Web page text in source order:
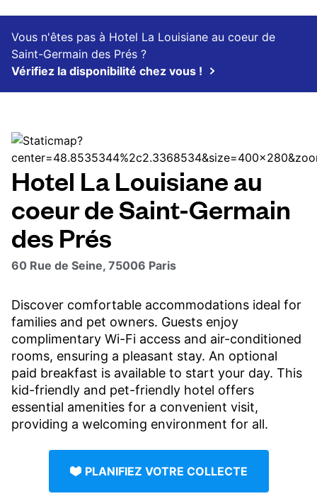
Vous n'êtes pas à Hotel La Louisiane au coeur de
Saint-Germain des Prés ?
Vérifiez la disponibilité chez vous !
Hotel La Louisiane au
coeur de Saint-Germain
des Prés
60 Rue de Seine, 75006 Paris
Discover comfortable accommodations ideal for
families and pet owners. Guests enjoy
complimentary Wi-Fi access and air-conditioned
rooms, ensuring a pleasant stay. An optional
paid breakfast is available to start your day. This
kid-friendly and pet-friendly hotel offers
essential amenities for a convenient visit,
providing a welcoming environment for all.
PLANIFIEZ VOTRE COLLECTE